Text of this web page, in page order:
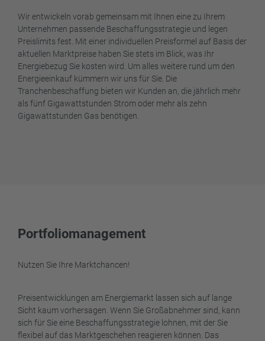
Wir entwickeln vorab gemeinsam mit Ihnen eine zu Ihrem
Unternehmen passende Beschaffungsstrategie und legen
Preislimits fest. Mit einer individuellen Preisformel auf Basis der
aktuellen Marktpreise haben Sie stets im Blick, was Ihr
Energiebezug Sie kosten wird. Um alles weitere rund um den
Energieeinkauf kümmern wir uns für Sie. Die
Tranchenbeschaffung bieten wir Kunden an, die jährlich mehr
als fünf Gigawattstunden Strom oder mehr als zehn
Gigawattstunden Gas benötigen.
Portfoliomanagement
Nutzen Sie Ihre Marktchancen!
Preisentwicklungen am Energiemarkt lassen sich auf lange
Sicht kaum vorhersagen. Wenn Sie Großabnehmer sind, kann
sich für Sie eine Beschaffungsstrategie lohnen, mit der Sie
flexibel auf das Marktgeschehen reagieren können. Das